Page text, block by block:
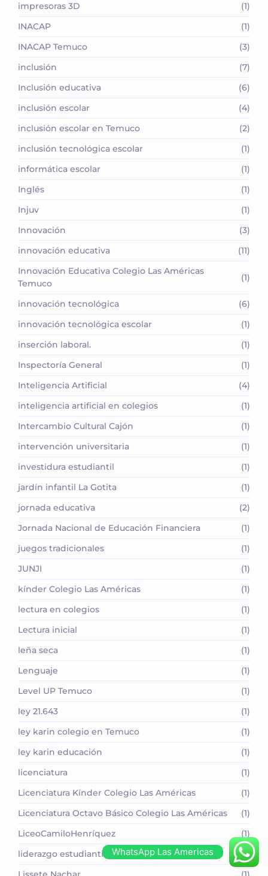
impresoras 3D
(1)
INACAP
(1)
INACAP Temuco
(3)
inclusión
(7)
Inclusión educativa
(6)
inclusión escolar
(4)
inclusión escolar en Temuco
(2)
inclusión tecnológica escolar
(1)
informática escolar
(1)
Inglés
(1)
Injuv
(1)
Innovación
(3)
innovación educativa
(11)
Innovación Educativa Colegio Las Américas
Temuco
(1)
innovación tecnológica
(6)
innovación tecnológica escolar
(1)
inserción laboral.
(1)
Inspectoría General
(1)
Inteligencia Artificial
(4)
inteligencia artificial en colegios
(1)
Intercambio Cultural Cajón
(1)
intervención universitaria
(1)
investidura estudiantil
(1)
jardín infantil La Gotita
(1)
jornada educativa
(2)
Jornada Nacional de Educación Financiera
(1)
juegos tradicionales
(1)
JUNJI
(1)
kínder Colegio Las Américas
(1)
lectura en colegios
(1)
Lectura inicial
(1)
leña seca
(1)
Lenguaje
(1)
Level UP Temuco
(1)
ley 21.643
(1)
ley karin colegio en Temuco
(1)
ley karin educación
(1)
licenciatura
(1)
Licenciatura Kínder Colegio Las Américas
(1)
Licenciatura Octavo Básico Colegio Las Américas
(1)
LiceoCamiloHenríquez
(1)
liderazgo estudiantil
(1)
WhatsApp Las Americas